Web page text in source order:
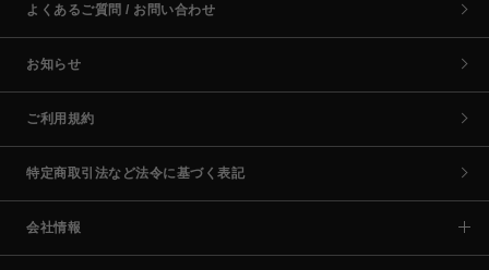
よくあるご質問 / お問い合わせ
お知らせ
ご利用規約
特定商取引法など法令に基づく表記
会社情報